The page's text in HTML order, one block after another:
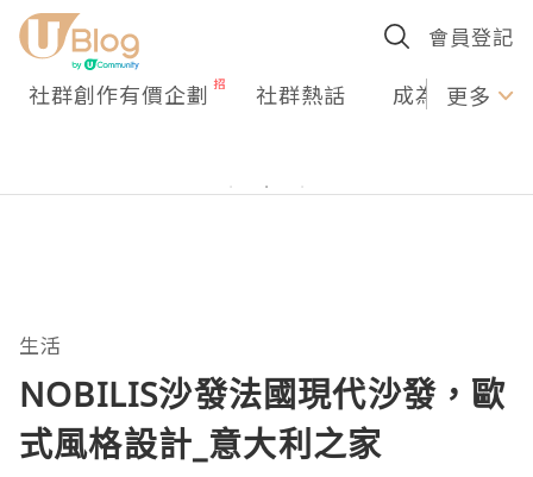
會員登記
社群創作有價企劃 社群熱話 成為U更多
生活
NOBILIS沙發法國現代沙發，歐
式風格設計_意大利之家